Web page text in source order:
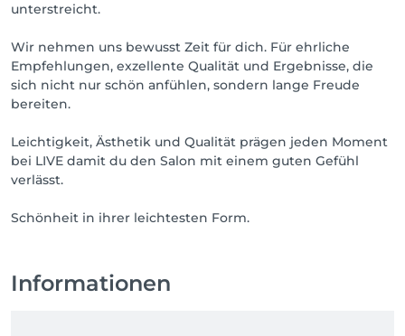
unterstreicht.
Wir nehmen uns bewusst Zeit für dich. Für ehrliche
Empfehlungen, exzellente Qualität und Ergebnisse, die
sich nicht nur schön anfühlen, sondern lange Freude
bereiten.
Leichtigkeit, Ästhetik und Qualität prägen jeden Moment
bei LIVE damit du den Salon mit einem guten Gefühl
verlässt.
Schönheit in ihrer leichtesten Form.
Informationen